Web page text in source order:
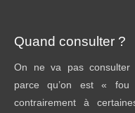
Quand consulter ?
On ne va pas consulter
parce qu’on est «
contrairement à